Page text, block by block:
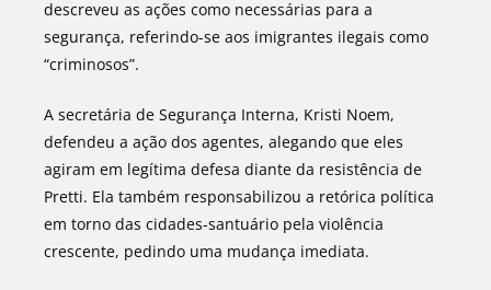
descreveu as ações como necessárias para a
segurança, referindo-se aos imigrantes ilegais como
“criminosos”.
A secretária de Segurança Interna, Kristi Noem,
defendeu a ação dos agentes, alegando que eles
agiram em legítima defesa diante da resistência de
Pretti. Ela também responsabilizou a retórica política
em torno das cidades-santuário pela violência
crescente, pedindo uma mudança imediata.